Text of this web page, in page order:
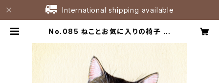
International shipping available
No.085 ねことお気に入りの椅子 細